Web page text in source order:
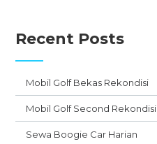
Recent Posts
Mobil Golf Bekas Rekondisi
Mobil Golf Second Rekondisi
Sewa Boogie Car Harian